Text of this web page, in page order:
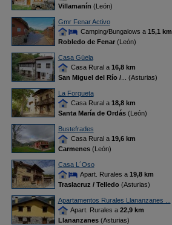
Villamanín (León)
Gmr Fenar Activo
Camping/Bungalows a 15,1 km
Robledo de Fenar(León)
Casa Güela
Casa Rural a 16,8 km
San Miguel del Río /... (Asturias)
La Forqueta
Casa Rural a 18,8 km
Santa María de Ordás(León)
Bustefrades
Casa Rural a 19,6 km
Carmenes(León)
Casa L´Oso
Apart. Rurales a 19,8 km
Traslacruz / Telledo(Asturias)
Apartamentos Rurales Llananzanes ...
Apart. Rurales a 22,9 km
Llananzanes(Asturias)